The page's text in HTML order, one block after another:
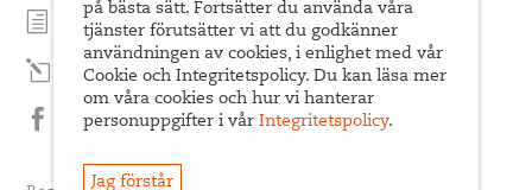
Prenumerera på nyhetsbrev
Prenumerera på Tiden Magasin
Följ oss på Facebook
på bästa sätt. Fortsätter du använda våra
tjänster förutsätter vi att du godkänner
användningen av cookies, i enlighet med vår
Cookie och Integritetspolicy. Du kan läsa mer
om våra cookies och hur vi hanterar
personuppgifter i vår Integritetspolicy.
Jag förstår